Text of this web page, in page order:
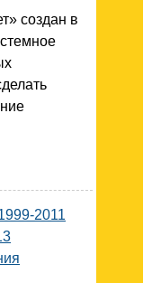
создан в
2011